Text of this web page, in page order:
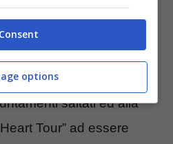
un mesequeste
ancora attuali.
saltati ed alla
Tour” ad essere
Consent
options